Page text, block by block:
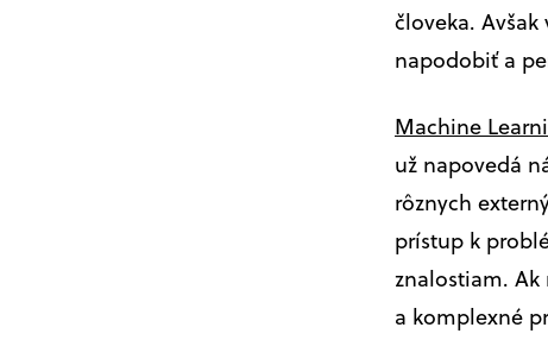
človeka.
napodobiť a
Machine
už napovedá
rôznych
prístup k
znalostiam.
a komplexné